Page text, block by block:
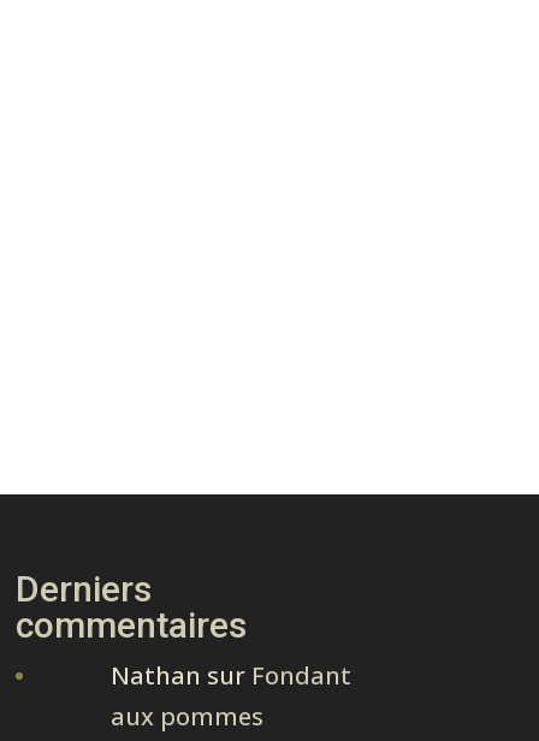
Derniers
commentaires
Nathan sur Fondant
aux pommes